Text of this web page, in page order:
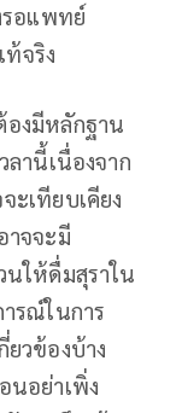
รอแพทย์
จริง
องมีหลักฐาน
ลานี้เนื่องจาก
ะเทียบเคียง
จจะมี
ให้ดื่มสุราใน
รณ์ในการ
วข้องบ้าง
นอย่าเพิ่ง